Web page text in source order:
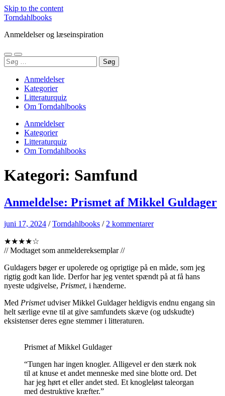
Skip to the content
Torndahlbooks
Anmeldelser og læseinspiration
Toggle
mobile
Toggle
search
Søg
efter:
Anmeldelser
Kategorier
Litteraturquiz
Om Torndahlbooks
Anmeldelser
Kategorier
Litteraturquiz
Om Torndahlbooks
Kategori: Samfund
Anmeldelse: Prismet af Mikkel Guldager
juni 17, 2024 /Torndahlbooks / 2 kommentarer
★★★★☆
// Modtaget som anmeldereksemplar //
Guldagers bøger er upolerede og oprigtige på en måde, som jeg
rigtig godt kan lide. Derfor har jeg ventet spændt på at få hans
nyeste udgivelse, Prismet, i hænderne.
Med Prismetudviser Mikkel Guldager heldigvis endnu engang sin
helt særlige evne til at give samfundets skæve (og udskudte)
eksistenser deres egne stemmer i litteraturen.
Prismet af Mikkel Guldager
“Tungen har ingen knogler. Alligevel er den stærk nok
til at knuse et andet menneske med sine blotte ord. Det
har jeg hørt et eller andet sted. Et knogleløst taleorgan
med destruktive kræfter.”